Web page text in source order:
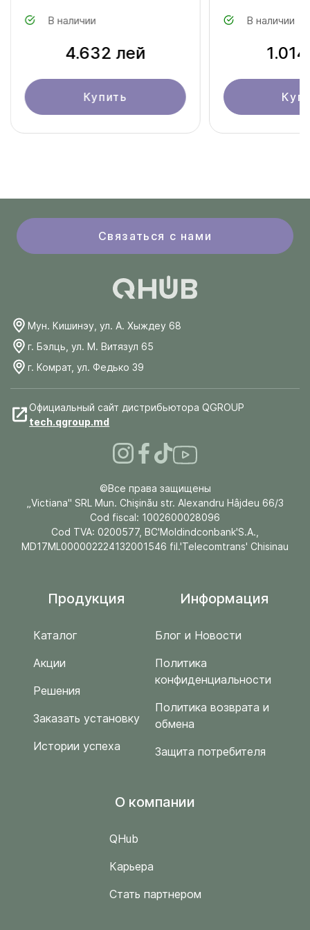
В наличии
4.632 лей
Купить
В наличии
Связаться с нами
Мун. Кишинэу, ул. А. Хыждеу 68
г. Бэлць, ул. М. Витязул 65
г. Комрат, ул. Федько 39
Официальный сайт дистрибьютора QGROUP
tech.qgroup.md
©Все права защищены
„Victiana" SRL Mun. Chişinău str. Alexandru Hâjdeu 66/3
Cod fiscal: 1002600028096
Cod TVA: 0200577, BC'Moldindconbank'S.A.,
MD17ML000002224132001546 fil.'Telecomtrans' Chisinau
Продукция
Каталог
Акции
Решения
Заказать установку
Истории успеха
Информация
Блог и Новости
Политика
конфиденциальности
Политика возврата и
обмена
Защита потребителя
O компании
QHub
Карьера
Стать партнером